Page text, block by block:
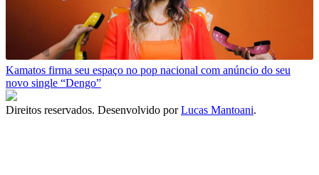
Kamatos firma seu espaço no pop nacional com anúncio do seu
novo single “Dengo”
Direitos reservados. Desenvolvido porLucas Mantoani.